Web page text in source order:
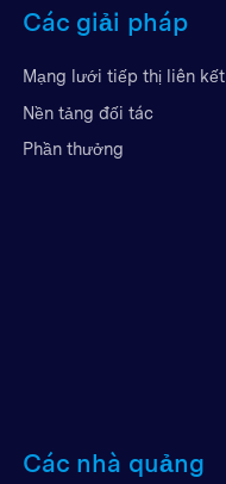
Các giải pháp
Mạng lưới tiếp thị liên kết
Nền tảng đối tác
Phần thưởng
Các nhà quảng